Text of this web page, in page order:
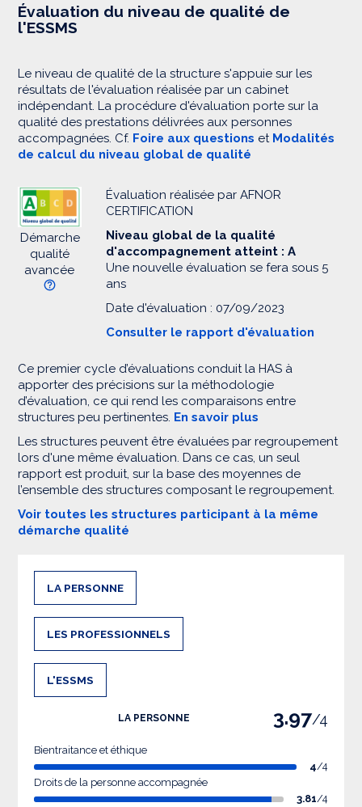
Évaluation du niveau de qualité de
l'ESSMS
Le niveau de qualité de la structure s'appuie sur les
résultats de l'évaluation réalisée par un cabinet
indépendant. La procédure d'évaluation porte sur la
qualité des prestations délivrées aux personnes
accompagnées. Cf. Foire aux questions et Modalités
de calcul du niveau global de qualité
Démarche
qualité
avancée
Évaluation réalisée par AFNOR
CERTIFICATION
Niveau global de la qualité
d'accompagnement atteint : A
Une nouvelle évaluation se fera sous 5
ans
Date d'évaluation : 07/09/2023
Consulter le rapport d'évaluation
Ce premier cycle d’évaluations conduit la HAS à
apporter des précisions sur la méthodologie
d’évaluation, ce qui rend les comparaisons entre
structures peu pertinentes. En savoir plus
Les structures peuvent être évaluées par regroupement
lors d'une même évaluation. Dans ce cas, un seul
rapport est produit, sur la base des moyennes de
l’ensemble des structures composant le regroupement.
Voir toutes les structures participant à la même
démarche qualité
LA PERSONNE
LES PROFESSIONNELS
L'ESSMS
LA PERSONNE 3.97/4
Bientraitance et éthique
4/4
Droits de la personne accompagnée
3.81/4